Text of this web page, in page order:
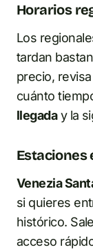
Horarios
Los
tardan
precio,
cuánto
llegaday la
Estaciones
Venezia
si quieres
histórico.
acceso